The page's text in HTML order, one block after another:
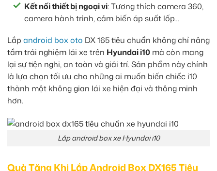
Kết nối thiết bị ngoại vi: Tương thích camera 360,
camera hành trình, cảm biến áp suất lốp…
Lắp android box oto DX 165 tiêu chuẩn không chỉ nâng
tầm trải nghiệm lái xe trên Hyundai i10 mà còn mang
lại sự tiện nghi, an toàn và giải trí. Sản phẩm này chính
là lựa chọn tối ưu cho những ai muốn biến chiếc i10
thành một không gian lái xe hiện đại và thông minh
hơn.
Lắp android box xe Hyundai i10
Quà Tặng Khi Lắp Android Box DX165 Tiêu